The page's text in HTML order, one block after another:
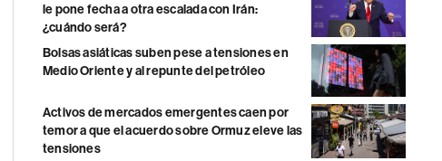
le pone fecha a otra escalada con Irán:
¿cuándo será?
Bolsas asiáticas suben pese a tensiones en
Medio Oriente y al repunte del petróleo
Activos de mercados emergentes caen por
temor a que el acuerdo sobre Ormuz eleve las
tensiones